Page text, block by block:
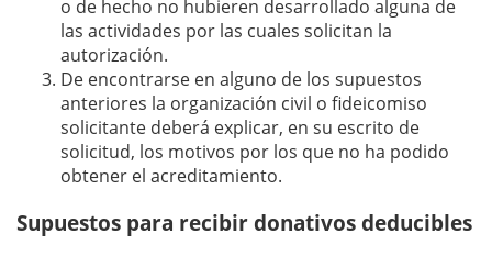
o de hecho no hubieren desarrollado alguna de
las actividades por las cuales solicitan la
autorización.
De encontrarse en alguno de los supuestos
anteriores la organización civil o fideicomiso
solicitante deberá explicar, en su escrito de
solicitud, los motivos por los que no ha podido
obtener el acreditamiento.
Supuestos para recibir donativos deducibles